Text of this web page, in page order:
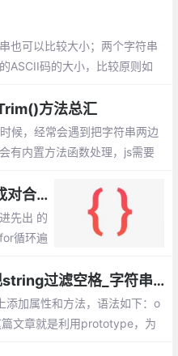
也可以比较大小；两个字符串
ASCII码的大小，比较原则如
方法总汇
候，经常会遇到把字符串两边
有内置方法函数处理，js需要
JS判断字符串小括号是否成对合法
先出 的
循环遍
个左括
js中String.prototype实现string过滤空格_字符串空格过滤
加属性和方法，语法如下：o
文章就是利用prototype，为